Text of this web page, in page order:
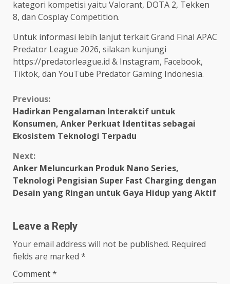
kategori kompetisi yaitu Valorant, DOTA 2, Tekken
8, dan Cosplay Competition.
Untuk informasi lebih lanjut terkait Grand Final APAC
Predator League 2026, silakan kunjungi
https://predatorleague.id & Instagram, Facebook,
Tiktok, dan YouTube Predator Gaming Indonesia.
Continue
Reading
Previous:
Hadirkan Pengalaman Interaktif untuk
Konsumen, Anker Perkuat Identitas sebagai
Ekosistem Teknologi Terpadu
Next:
Anker Meluncurkan Produk Nano Series,
Teknologi Pengisian Super Fast Charging dengan
Desain yang Ringan untuk Gaya Hidup yang Aktif
Leave a Reply
Your email address will not be published. Required
fields are marked *
Comment*